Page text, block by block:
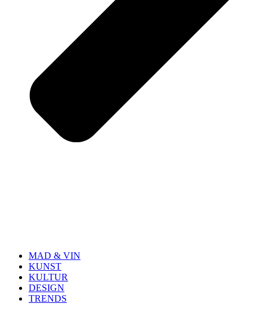
MAD & VIN
KUNST
KULTUR
DESIGN
TRENDS